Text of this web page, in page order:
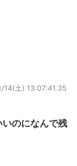
14(土) 13:07:41.35
のになんで残